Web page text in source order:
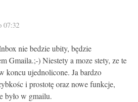
07:32
nie bedzie ubity, będzie
Gmaila.;-) Niestety a moze stety, ze te
koncu ujednolicone. Ja bardzo
i prostotę oraz nowe funkcje,
było w gmailu.